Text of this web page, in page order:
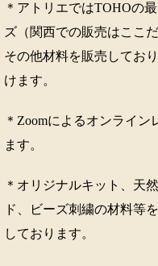
＊アトリエではTOHOの
ズ（関西での販売はここ
その他材料を販売してお
けます。
＊Zoomによるオンライ
ます。
＊オリジナルキット、天
ド、ビーズ刺繍の材料等
しております。